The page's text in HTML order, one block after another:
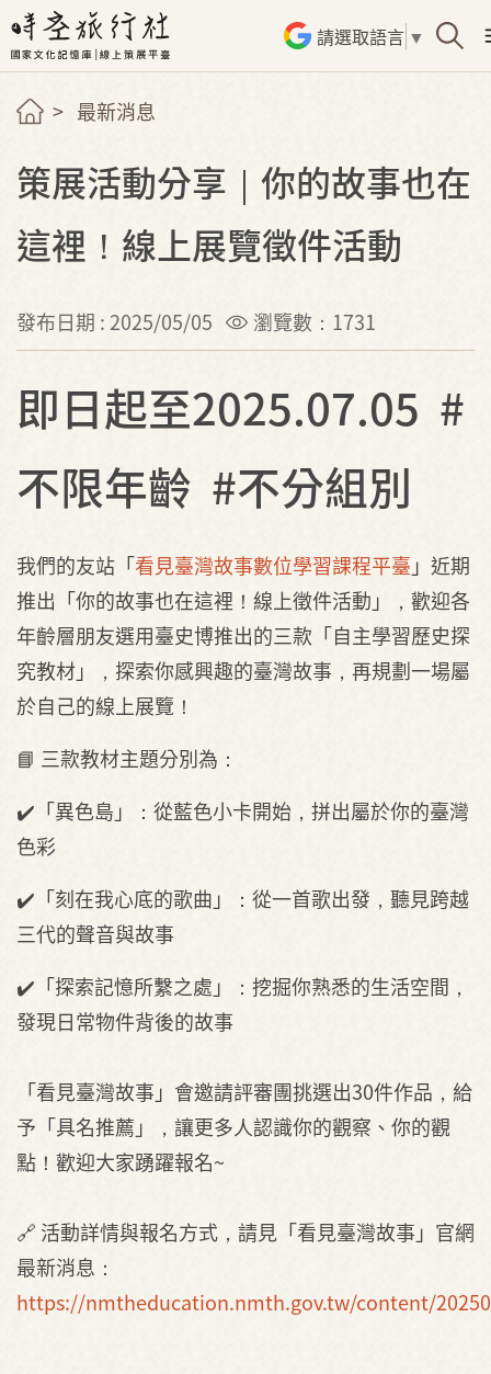
請選取語言 ▼
最新消息
策展活動分享｜你的故事也在
這裡！線上展覽徵件活動
發布日期 : 2025/05/05 瀏覽數：1731
即日起至2025.07.05 #
不限年齡 #不分組別
我們的友站「看見臺灣故事數位學習課程平臺 」近期
推出「你的故事也在這裡！線上徵件活動」，歡迎各
年齡層朋友選用臺史博推出的三款「自主學習歷史探
究教材」，探索你感興趣的臺灣故事，再規劃一場屬
於自己的線上展覽！
📘 三款教材主題分別為：
✔️「異色島」：從藍色小卡開始，拼出屬於你的臺灣
色彩
✔️「刻在我心底的歌曲」：從一首歌出發，聽見跨越
三代的聲音與故事
✔️「探索記憶所繫之處」：挖掘你熟悉的生活空間，
發現日常物件背後的故事
「看見臺灣故事」會邀請評審團挑選出30件作品，給
予「具名推薦」，讓更多人認識你的觀察、你的觀
點！歡迎大家踴躍報名~
🔗 活動詳情與報名方式，請見「看見臺灣故事」官網
最新消息：
https://nmtheducation.nmth.gov.tw/content/